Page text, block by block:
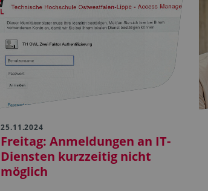
25.11.2024
Freitag: Anmeldungen an IT-
Diensten kurzzeitig nicht
möglich